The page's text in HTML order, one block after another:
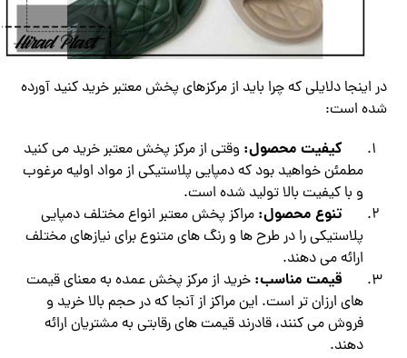
در اینجا دلایلی که چرا باید از مرکزهای پخش معتبر خرید کنید آورده
شده است:
کیفیت محصول: وقتی از مرکز پخش معتبر خرید می کنید
مطمئن خواهید بود که دمپایی پلاستیکی از مواد اولیه مرغوب
و با کیفیت بالا تولید شده است.
تنوع محصول: مراکز پخش معتبر انواع مختلف دمپایی
پلاستیکی را در طرح ها و رنگ های متنوع برای نیازهای مختلف
ارائه می دهند.
قیمت مناسب: خرید از مرکز پخش عمده به معنای قیمت
های ارزان تر است. این مراکز از آنجا که در حجم بالا خرید و
فروش می کنند، قادرند قیمت های رقابتی به مشتریان ارائه
دهند.